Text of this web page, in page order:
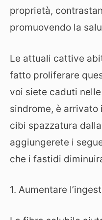
proprietà,
promuovendo la
Le attuali cattive
fatto proliferare
voi siete caduti
sindrome, è
cibi spazzatura
aggiungerete i
che i fastidi
1. Aumentare